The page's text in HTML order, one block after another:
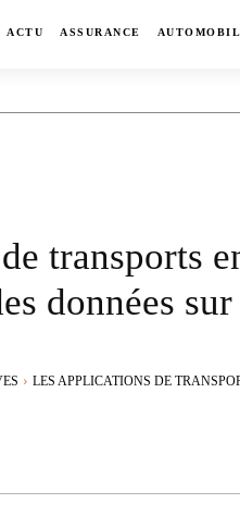
ACTU ASSURANCE
transports
données
LES APPLICATIONS DE